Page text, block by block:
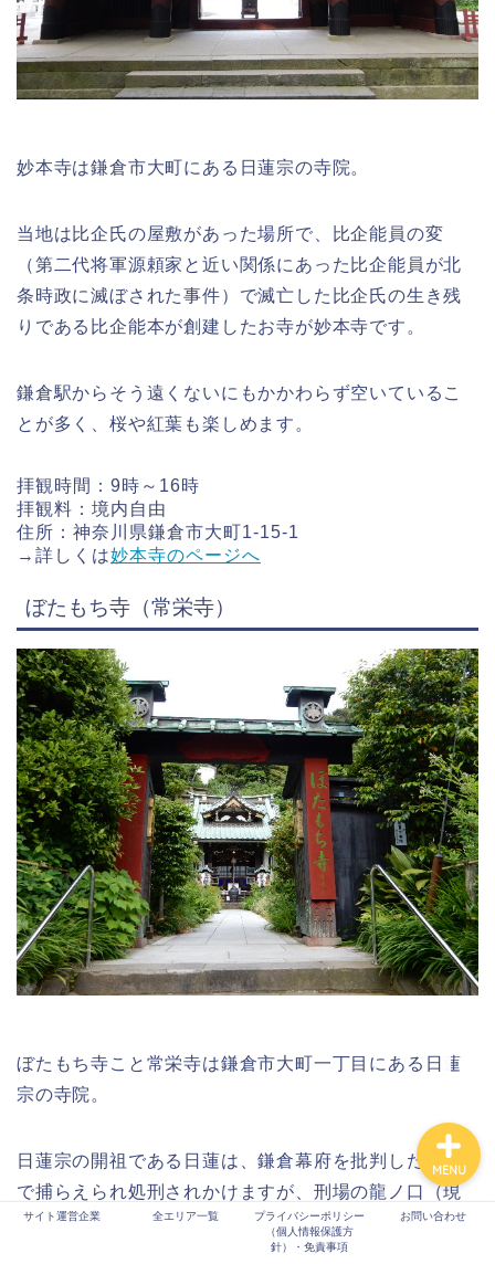
妙本寺は鎌倉市大町にある日蓮宗の寺院。
当地は比企氏の屋敷があった場所で、比企能員の変
（第二代将軍源頼家と近い関係にあった比企能員が北
条時政に滅ぼされた事件）で滅亡した比企氏の生き残
りである比企能本が創建したお寺が妙本寺です。
鎌倉駅からそう遠くないにもかかわらず空いているこ
とが多く、桜や紅葉も楽しめます。
拝観時間：9時～16時
拝観料：境内自由
住所：神奈川県鎌倉市大町1-15-1
→詳しくは妙本寺のページへ
ぼたもち寺（常栄寺）
ぼたもち寺こと常栄寺は鎌倉市大町一丁目にある日蓮
宗の寺院。
日蓮宗の開祖である日蓮は、鎌倉幕府を批判したかど
で捕らえられ処刑されかけますが、刑場の龍ノ口（現
鎌倉市腰越付近）に連れていかれる途中、当地に住ん
でいた妙常日栄という尼僧が日蓮にぼた餅を奉げたと
サイト運営企業 全エリア一覧
プライバシーポリシー
（個人情報保護方
針）・免責事項
お問い合わせ
MENU
全エリア
京都
奈良